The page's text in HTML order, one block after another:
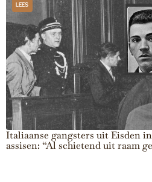
Italiaanse gangsters uit Eisden in
assisen: “Al schietend uit raam
LEES